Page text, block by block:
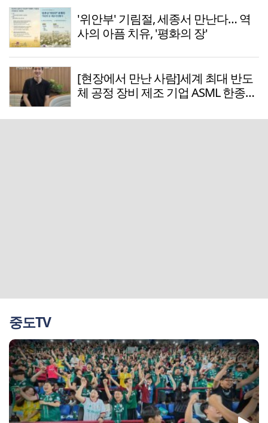
'위안부' 기림절, 세종서 만난다… 역
사의 아픔 치유, '평화의 장'
[현장에서 만난 사람]세계 최대 반도
체 공정 장비 제조 기업 ASML 한종호
중도TV